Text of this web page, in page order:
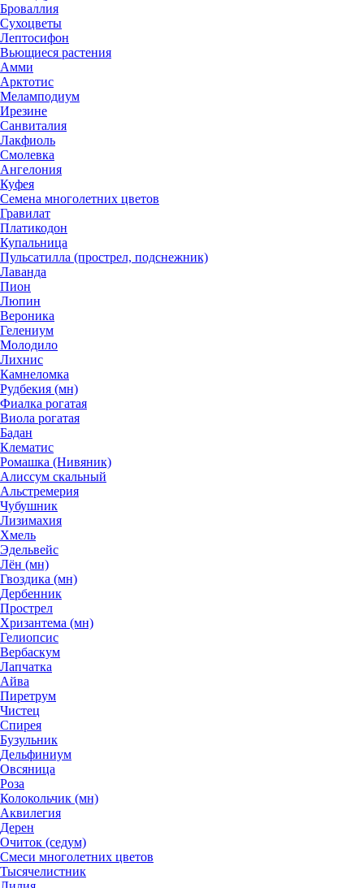
Броваллия
Сухоцветы
Лептосифон
Вьющиеся растения
Амми
Арктотис
Меламподиум
Ирезине
Санвиталия
Лакфиоль
Смолевка
Ангелония
Куфея
Семена многолетних цветов
Гравилат
Платикодон
Купальница
Пульсатилла (прострел, подснежник)
Лаванда
Пион
Люпин
Вероника
Гелениум
Молодило
Лихнис
Камнеломка
Рудбекия (мн)
Фиалка рогатая
Виола рогатая
Бадан
Клематис
Ромашка (Нивяник)
Алиссум скальный
Альстремерия
Чубушник
Лизимахия
Хмель
Эдельвейс
Лён (мн)
Гвоздика (мн)
Дербенник
Прострел
Хризантема (мн)
Гелиопсис
Вербаскум
Лапчатка
Айва
Пиретрум
Чистец
Спирея
Бузульник
Дельфиниум
Овсяница
Роза
Колокольчик (мн)
Аквилегия
Дерен
Очиток (седум)
Смеси многолетних цветов
Тысячелистник